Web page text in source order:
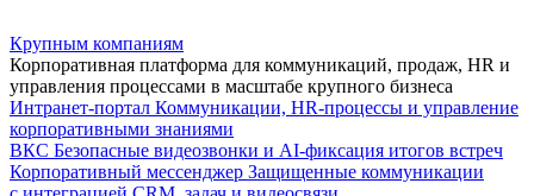
Крупным компаниям
Корпоративная платформа для коммуникаций, продаж, HR и
управления процессами в масштабе крупного бизнеса
Интранет-портал Коммуникации, HR-процессы и управление
корпоративными знаниями
ВКС Безопасные видеозвонки и AI-фиксация итогов встреч
Корпоративный мессенджер Защищенные коммуникации